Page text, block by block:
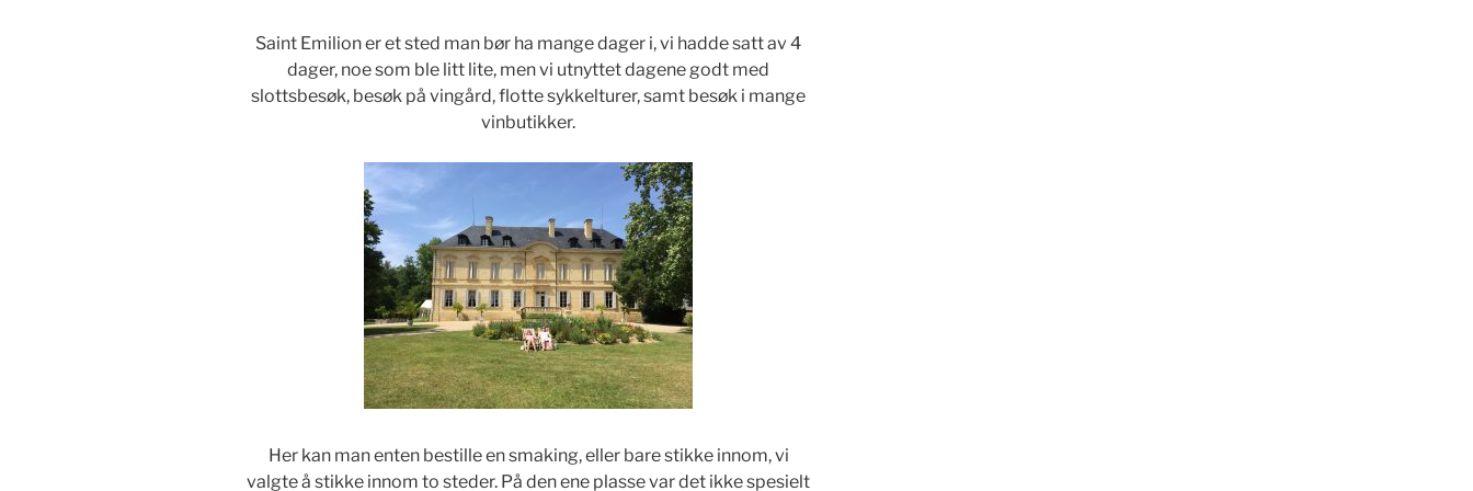
Saint Emilion er et sted man bør ha mange dager i, vi hadde satt av 4
dager, noe som ble litt lite, men vi utnyttet dagene godt med
slottsbesøk, besøk på vingård, flotte sykkelturer, samt besøk i mange
vinbutikker.
Her kan man enten bestille en smaking, eller bare stikke innom, vi
valgte å stikke innom to steder. På den ene plasse var det ikke spesielt